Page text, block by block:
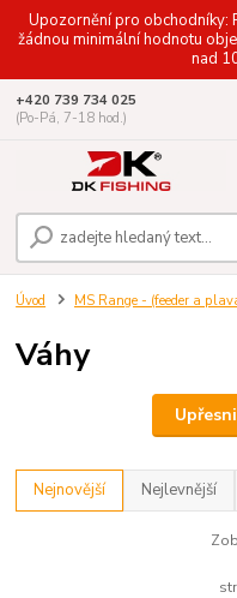
Upozornění pro obchodníky:
žádnou minimální hodnotu
nad
+420 739 734 025
(Po-Pá, 7-18 hod.)
Úvod MS Range - (feeder a
Váhy
Nejnovější Nejlevnější